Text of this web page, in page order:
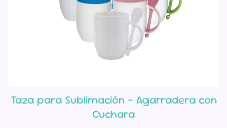
Taza para Sublimación – Agarradera con
Cuchara